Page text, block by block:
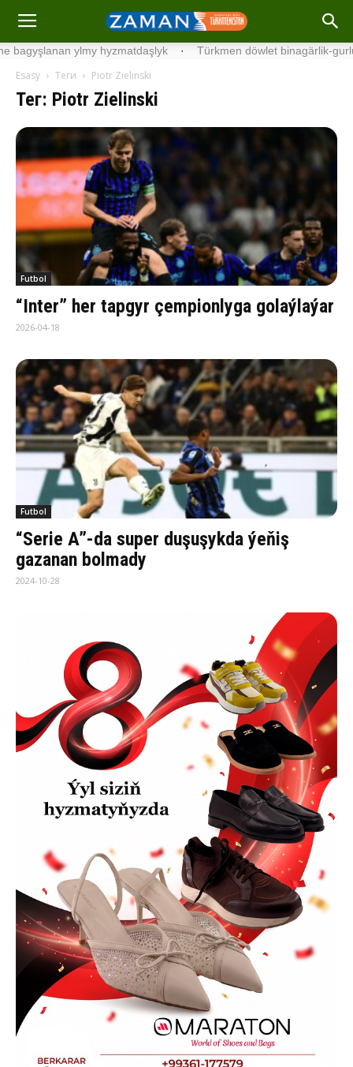
ylmy hyzmatdaşlyk · Türkmen döwlet binagärlik-gurluşyk
Esasy Теги Piotr Zielinski
Тег: Piotr Zielinski
Futbol
“Inter” her tapgyr çempionlyga golaýlaýar
2026-04-18
Futbol
“Serie A”-da super duşuşykda ýeňiş
gazanan bolmady
2024-10-28